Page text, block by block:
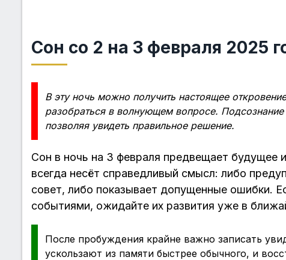
Сон со 2 на 3 февраля 2025
В эту ночь можно получить настоящее
разобраться в волнующем вопросе.
позволяя увидеть правильное решение.
Сон в ночь на 3 февраля предвещает будущее
всегда несёт справедливый смысл: либо
совет, либо показывает допущенные ошибки.
событиями, ожидайте их развития уже в
После пробуждения крайне важно записать
ускользают из памяти быстрее обычного, и